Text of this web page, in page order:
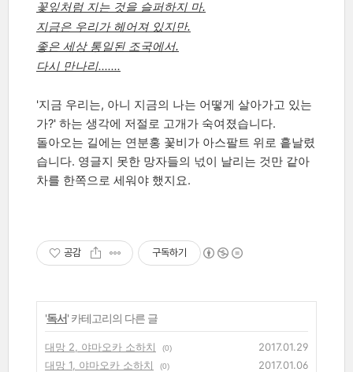
꽃잎처럼 지는 것을 슬퍼하지 마.
지금은 우리가 헤어져 있지만.
좋은 세상 통일된 조국에서.
다시 만나리…….
'지금 우리는, 아니 지금의 나는 어떻게 살아가고 있는
가?' 하는 생각에 저절로 고개가 숙여졌습니다.
돌아오는 길에는 연분홍 꽃비가 아스팔트 위로 흩날렸
습니다. 영글지 못한 망자들의 넋이 날리는 것만 같아
차를 한쪽으로 세워야 했지요.
공감 구독하기
'독서' 카테고리의 다른 글
대망 2, 야마오카 소하치 (0)
2017.01.29
대망 1, 야마오카 소하치
(0)
2017.01.06